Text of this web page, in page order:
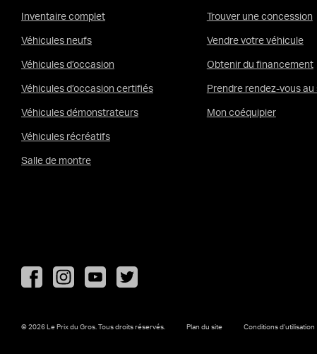
Inventaire complet
Véhicules neufs
Véhicules d’occasion
Véhicules d’occasion certifiés
Véhicules démonstrateurs
Véhicules récréatifs
Salle de montre
Trouver une concession
Vendre votre véhicule
Obtenir du financement
Prendre rendez-vous au
Mon coéquipier
InstagramYouTubeTwitter
© 2026 Le Prix du Gros. Tous droits réservés. Plan du site Conditions d’utilisation